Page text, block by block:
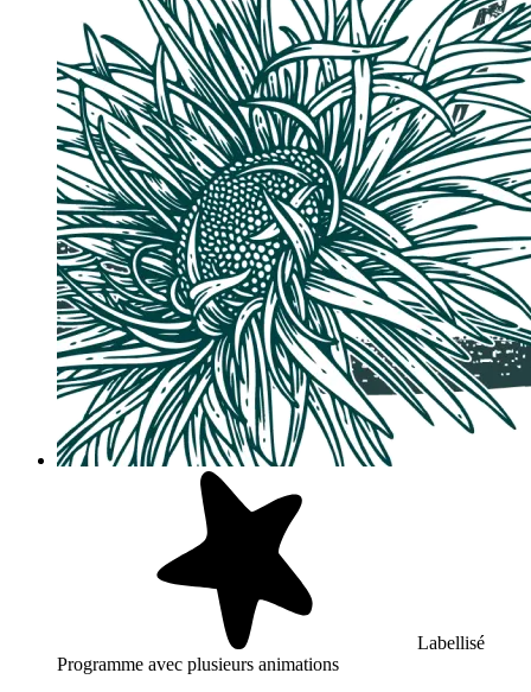
Labellisé
Programme avec plusieurs animations